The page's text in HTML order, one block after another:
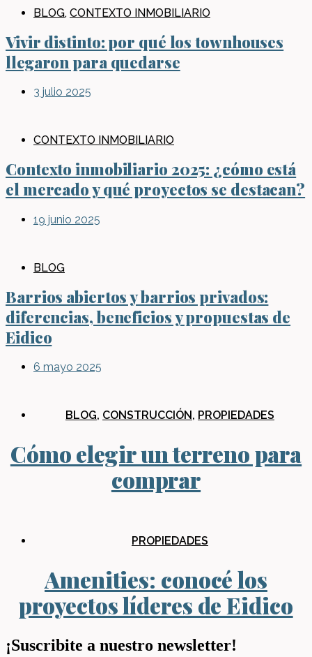
BLOG, CONTEXTO INMOBILIARIO
Vivir distinto: por qué los townhouses
llegaron para quedarse
3 julio 2025
CONTEXTO INMOBILIARIO
Contexto inmobiliario 2025: ¿cómo está
el mercado y qué proyectos se destacan?
19 junio 2025
BLOG
Barrios abiertos y barrios privados:
diferencias, beneficios y propuestas de
Eidico
6 mayo 2025
BLOG, CONSTRUCCIÓN , PROPIEDADES
Cómo elegir un terreno para
comprar
PROPIEDADES
Amenities: conocé los
proyectos líderes de Eidico
¡Suscribite a nuestro newsletter!